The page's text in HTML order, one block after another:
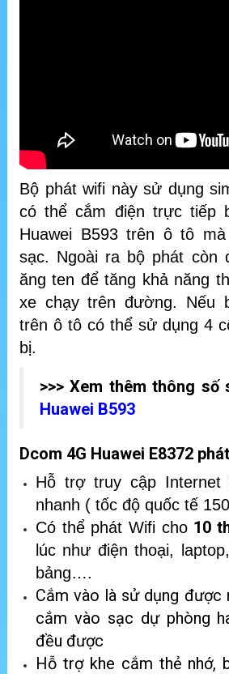
Bộ phát wifi này sử dụng
có thể cắm điện trực tiếp
Huawei B593 trên ô tô
sạc. Ngoài ra bộ phát còn
ăng ten để tăng khả năng
xe chạy trên đường. Nếu
trên ô tô có thể sử dụng 4
bị.
>>> Xem thêm thông số
Huawei B593
Dcom 4G Huawei E8372
Hỗ trợ truy cập
nhanh ( tốc độ quốc tế
Có thể phát Wifi cho 10
lúc như điện thoại,
bảng….
Cắm vào là sử dụng được
cắm vào sạc dự phòng
đều được
Hỗ trợ khe cắm thẻ nhớ,